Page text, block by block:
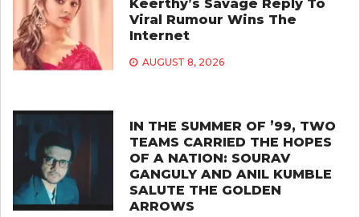
Keerthy’s Savage Reply To
Viral Rumour Wins The
Internet
AUGUST 8, 2026
IN THE SUMMER OF ’99, TWO
TEAMS CARRIED THE HOPES
OF A NATION: SOURAV
GANGULY AND ANIL KUMBLE
SALUTE THE GOLDEN
ARROWS